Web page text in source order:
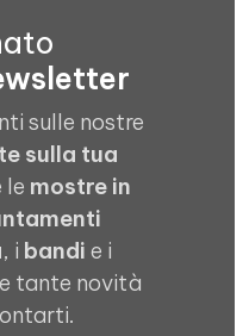
sulle nostre
sulla tua
le mostre in
, i bandi e i
tante novità